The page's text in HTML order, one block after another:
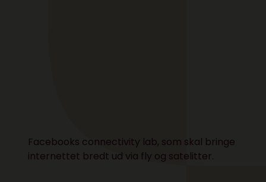
Facebooks connectivity lab, som skal bringe
internettet bredt ud via fly og satelitter.